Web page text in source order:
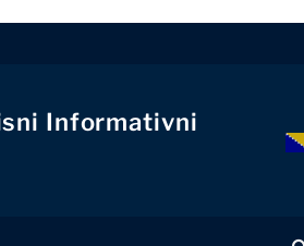
Informativni